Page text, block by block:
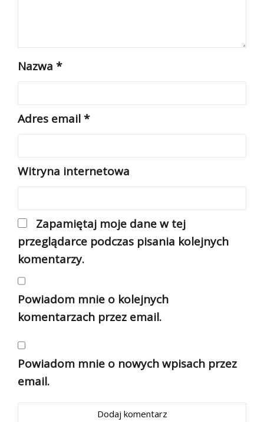
Nazwa *
Adres email*
Witryna internetowa
Zapamiętaj moje dane w tej
przeglądarce podczas pisania kolejnych
komentarzy.
Powiadom mnie o kolejnych
komentarzach przez email.
Powiadom mnie o nowych wpisach przez
email.